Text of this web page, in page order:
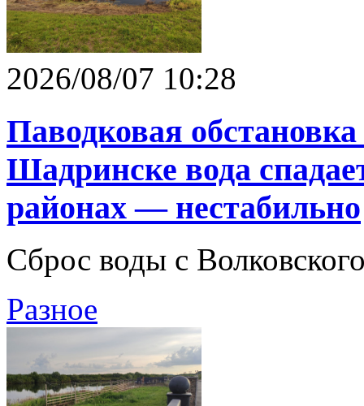
2026/08/07 10:28
Паводковая
Шадринске вода
районах — нестабильно
Сброс воды с
Разное